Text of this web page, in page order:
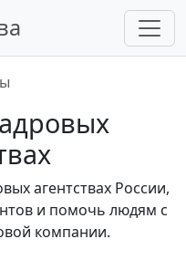
агентствах России,
и помочь людям с
компании.